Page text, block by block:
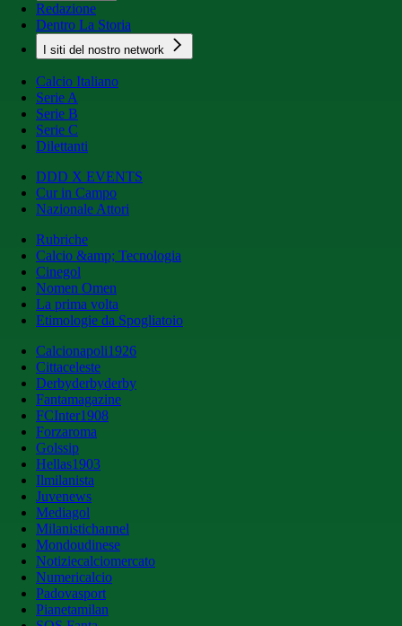
Redazione
Dentro La Storia
I siti del nostro network
Calcio Italiano
Serie A
Serie B
Serie C
Dilettanti
DDD X EVENTS
Cur in Campo
Nazionale Attori
Rubriche
Calcio &amp; Tecnologia
Cinegol
Nomen Omen
La prima volta
Etimologie da Spogliatoio
Calcionapoli1926
Cittaceleste
Derbyderbyderby
Fantamagazine
FCInter1908
Forzaroma
Golssip
Hellas1903
Ilmilanista
Juvenews
Mediagol
Milanistichannel
Mondoudinese
Notiziecalciomercato
Numericalcio
Padovasport
Pianetamilan